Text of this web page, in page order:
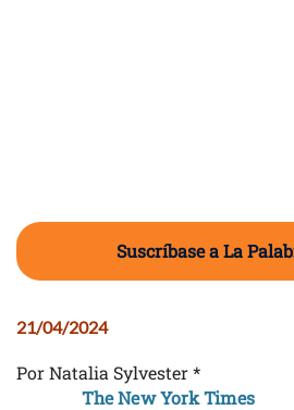
Suscríbase a La
21/04/2024
Por Natalia Sylvester *
The New York Times